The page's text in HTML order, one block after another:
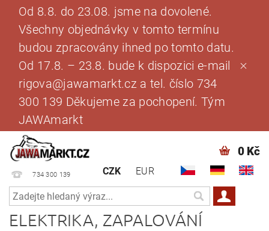
Od 8.8. do 23.08. jsme na dovolené.
Všechny objednávky v tomto termínu
budou zpracovány ihned po tomto datu.
Od 17.8. – 23.8. bude k dispozici e-mail
rigova@jawamarkt.cz a tel. číslo 734
300 139 Děkujeme za pochopení. Tým
JAWAmarkt
734 300 139 CZK EUR
0 Kč
ELEKTRIKA, ZAPALOVÁNÍ